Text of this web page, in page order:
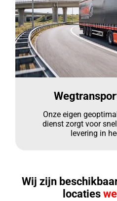
Onze eigen
dienst zorgt voor
levering in
Wij zijn
locaties